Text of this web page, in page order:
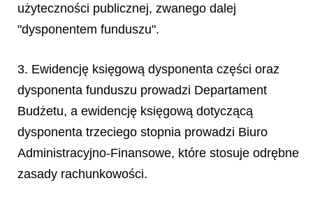
użyteczności publicznej, zwanego dalej
"dysponentem funduszu".
3. Ewidencję księgową dysponenta części oraz
dysponenta funduszu prowadzi Departament
Budżetu, a ewidencję księgową dotyczącą
dysponenta trzeciego stopnia prowadzi Biuro
Administracyjno-Finansowe, które stosuje odrębne
zasady rachunkowości.